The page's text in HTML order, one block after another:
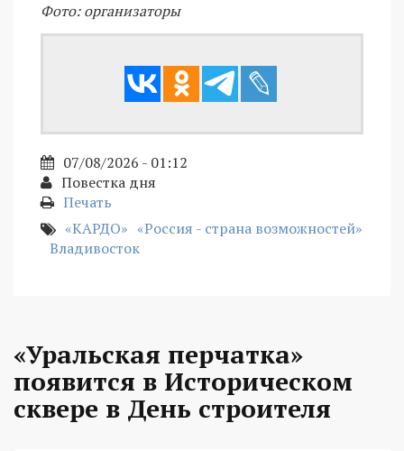
Фото: организаторы
07/08/2026 - 01:12
Повестка дня
Печать
«КАРДО» «Россия - страна возможностей»
Владивосток
«Уральская перчатка»
появится в Историческом
сквере в День строителя